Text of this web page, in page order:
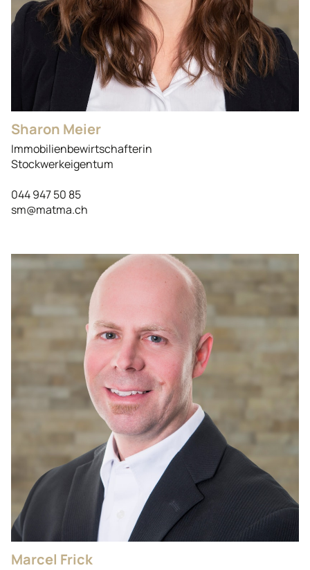
Sharon Meier
Immobilienbewirtschafterin
Stockwerkeigentum
044 947 50 85
sm@matma.ch
Marcel Frick